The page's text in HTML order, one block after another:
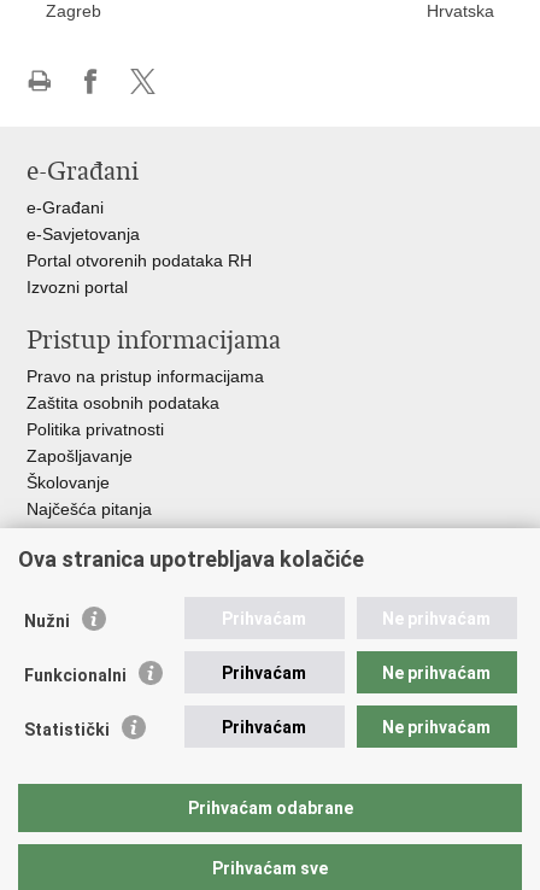
Zagreb
Hrvatska
Facebooku
X-
e-Građani
e-Građani
e-Savjetovanja
Portal otvorenih podataka RH
Izvozni portal
Pristup informacijama
Pravo na pristup informacijama
Zaštita osobnih podataka
Politika privatnosti
Zapošljavanje
Školovanje
Najčešća pitanja
Važne poveznice
EMN Nacionalna kontaktna točka za Republiku Hrvatsku
Policijska akademija
Zaklada policijske solidarnosti
Udruge
Ova stranica upotrebljava kolačiće
Nužni Prihvaćam Ne prihvaćam
Funkcionalni Prihvaćam Ne prihvaćam
Statistički Prihvaćam Ne prihvaćam
Prihvaćam odabrane
Prihvaćam sve